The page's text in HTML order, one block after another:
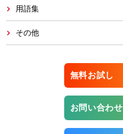
用語集
その他
無料お試し
お問い合わせ